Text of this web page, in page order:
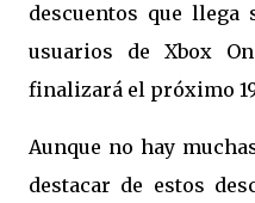
descuentos que
usuarios de Xbox
finalizará el próximo
Aunque no hay
destacar de estos